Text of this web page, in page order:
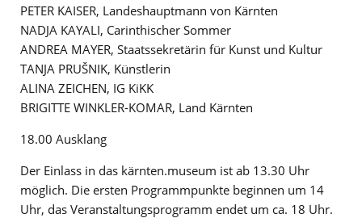
PETER KAISER, Landeshauptmann von Kärnten
NADJA KAYALI, Carinthischer Sommer
ANDREA MAYER, Staatssekretärin für Kunst und Kultur
TANJA PRUŠNIK, Künstlerin
ALINA ZEICHEN, IG KiKK
BRIGITTE WINKLER-KOMAR, Land Kärnten
18.00 Ausklang
Der Einlass in das kärnten.museum ist ab 13.30 Uhr
möglich. Die ersten Programmpunkte beginnen um 14
Uhr, das Veranstaltungsprogramm endet um ca. 18 Uhr.